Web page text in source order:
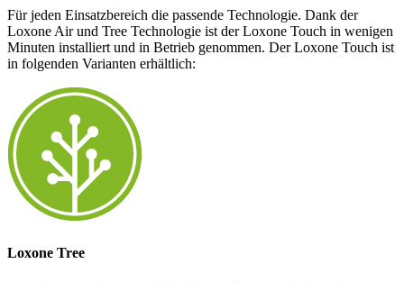
Für jeden Einsatzbereich die passende Technologie. Dank der
Loxone Air und Tree Technologie ist der Loxone Touch in wenigen
Minuten installiert und in Betrieb genommen. Der Loxone Touch ist
in folgenden Varianten erhältlich:
Loxone Tree